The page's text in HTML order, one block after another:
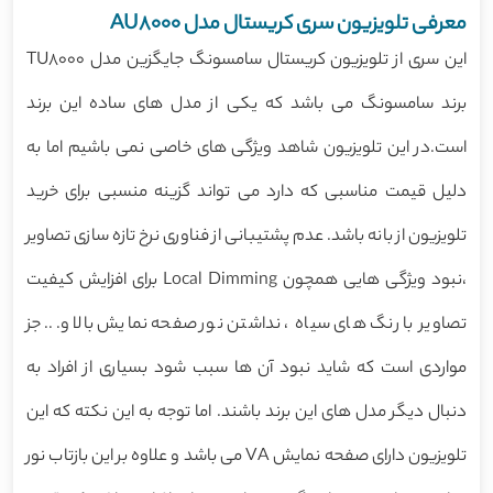
معرفی تلویزیون سری کریستال مدل AU8000
این سری از تلویزیون کریستال سامسونگ جایگزین مدل TU8000
برند سامسونگ می باشد که یکی از مدل های ساده این برند
است.در این تلویزیون شاهد ویژگی های خاصی نمی باشیم اما به
دلیل قیمت مناسبی که دارد می تواند گزینه منسبی برای خرید
تلویزیون از بانه باشد. عدم پشتیبانی از فناوری نرخ تازه سازی تصاویر
،نبود ویژگی هایی همچون Local Dimming برای افزایش کیفیت
تصاویر با رنگ های سیاه ، نداشتن نور صفحه نمایش بالا و... جز
مواردی است که شاید نبود آن ها سبب شود بسیاری از افراد به
دنبال دیگر مدل های این برند باشند. اما توجه به این نکته که این
تلویزیون دارای صفحه نمایش VA می باشد و علاوه بر این بازتاب نور